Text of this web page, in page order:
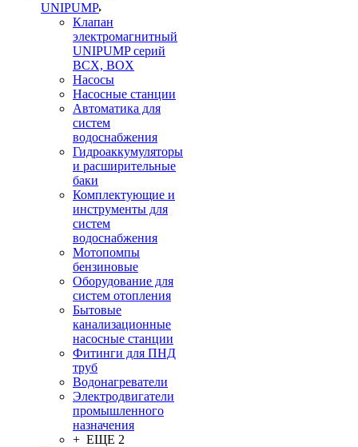
UNIPUMP
Клапан
электромагнитный
UNIPUMP серий
BCX, BOX
Насосы
Насосные станции
Автоматика для
систем
водоснабжения
Гидроаккумуляторы
и расширительные
баки
Комплектующие и
инструменты для
систем
водоснабжения
Мотопомпы
бензиновые
Оборудование для
систем отопления
Бытовые
канализационные
насосные станции
Фитинги для ПНД
труб
Водонагреватели
Электродвигатели
промышленного
назначения
+ ЕЩЕ 2